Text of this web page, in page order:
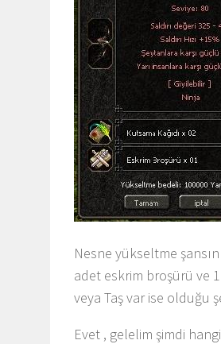
Nesne yükseltme
adet eskrim broşürü ve
veya Taş var ise olduğu
Evet , gelelim şimdi